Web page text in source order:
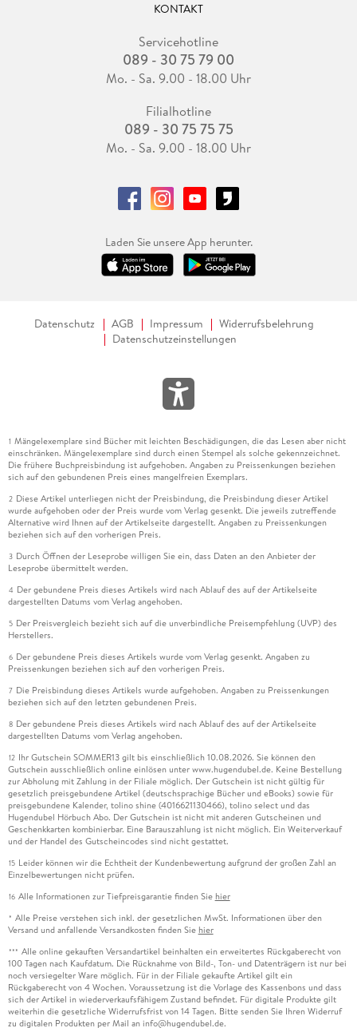
KONTAKT
Servicehotline
089 - 30 75 79 00
Mo. - Sa. 9.00 - 18.00 Uhr
Filialhotline
089 - 30 75 75 75
Mo. - Sa. 9.00 - 18.00 Uhr
Laden Sie unsere App herunter.
Datenschutz AGB Impressum
Widerrufsbelehrung
Datenschutzeinstellungen
1 Mängelexemplare sind Bücher mit leichten Beschädigungen, die das Lesen aber nicht
einschränken. Mängelexemplare sind durch einen Stempel als solche gekennzeichnet.
Die frühere Buchpreisbindung ist aufgehoben. Angaben zu Preissenkungen beziehen
sich auf den gebundenen Preis eines mangelfreien Exemplars.
2 Diese Artikel unterliegen nicht der Preisbindung, die Preisbindung dieser Artikel
wurde aufgehoben oder der Preis wurde vom Verlag gesenkt. Die jeweils zutreffende
Alternative wird Ihnen auf der Artikelseite dargestellt. Angaben zu Preissenkungen
beziehen sich auf den vorherigen Preis.
3 Durch Öffnen der Leseprobe willigen Sie ein, dass Daten an den Anbieter der
Leseprobe übermittelt werden.
4 Der gebundene Preis dieses Artikels wird nach Ablauf des auf der Artikelseite
dargestellten Datums vom Verlag angehoben.
5 Der Preisvergleich bezieht sich auf die unverbindliche Preisempfehlung (UVP) des
Herstellers.
6 Der gebundene Preis dieses Artikels wurde vom Verlag gesenkt. Angaben zu
Preissenkungen beziehen sich auf den vorherigen Preis.
7 Die Preisbindung dieses Artikels wurde aufgehoben. Angaben zu Preissenkungen
beziehen sich auf den letzten gebundenen Preis.
8 Der gebundene Preis dieses Artikels wird nach Ablauf des auf der Artikelseite
dargestellten Datums vom Verlag angehoben.
12 Ihr Gutschein SOMMER13 gilt bis einschließlich 10.08.2026. Sie können den
Gutschein ausschließlich online einlösen unter www.hugendubel.de. Keine Bestellung
zur Abholung mit Zahlung in der Filiale möglich. Der Gutschein ist nicht gültig für
gesetzlich preisgebundene Artikel (deutschsprachige Bücher und eBooks) sowie für
preisgebundene Kalender, tolino shine (4016621130466), tolino select und das
Hugendubel Hörbuch Abo. Der Gutschein ist nicht mit anderen Gutscheinen und
Geschenkkarten kombinierbar. Eine Barauszahlung ist nicht möglich. Ein Weiterverkauf
und der Handel des Gutscheincodes sind nicht gestattet.
15 Leider können wir die Echtheit der Kundenbewertung aufgrund der großen Zahl an
Einzelbewertungen nicht prüfen.
16 Alle Informationen zur Tiefpreisgarantie finden Sie hier
* Alle Preise verstehen sich inkl. der gesetzlichen MwSt. Informationen über den
Versand und anfallende Versandkosten finden Sie hier
*** Alle online gekauften Versandartikel beinhalten ein erweitertes Rückgaberecht von
100 Tagen nach Kaufdatum. Die Rücknahme von Bild-, Ton- und Datenträgern ist nur bei
noch versiegelter Ware möglich. Für in der Filiale gekaufte Artikel gilt ein
Rückgaberecht von 4 Wochen. Voraussetzung ist die Vorlage des Kassenbons und dass
sich der Artikel in wiederverkaufsfähigem Zustand befindet. Für digitale Produkte gilt
weiterhin die gesetzliche Widerrufsfrist von 14 Tagen. Bitte senden Sie Ihren Widerruf
zu digitalen Produkten per Mail an info@hugendubel.de.